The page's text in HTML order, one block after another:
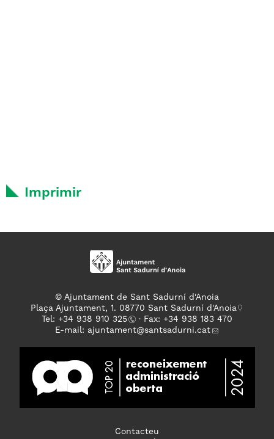
Imprimir
© Ajuntament de Sant Sadurní d'Anoia
Plaça Ajuntament, 1. 08770 Sant Sadurní d'Anoia
Tel: +34 938 910 325
· Fax: +34 938 183 470
E-mail: ajuntament@santsadurni.cat
Contacteu